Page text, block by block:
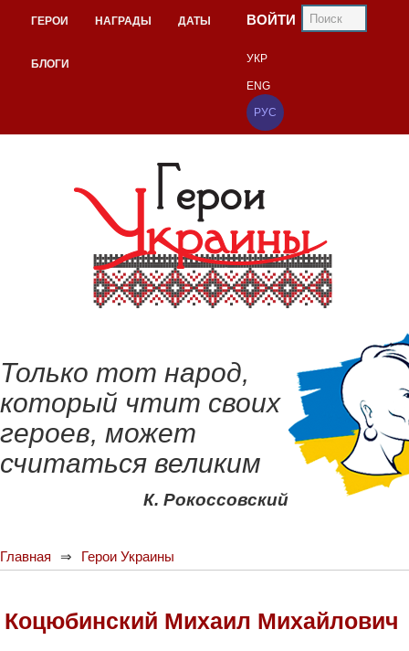
ГЕРОИ НАГРАДЫ ДАТЫ
БЛОГИ
ВОЙТИ
УКР
ENG
РУС
Только тот народ,
который чтит своих
героев, может
считаться великим
К. Рокоссовский
Главная Герои Украины
Коцюбинский Михаил Михайлович